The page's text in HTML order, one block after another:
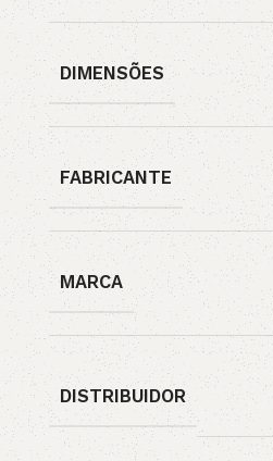
DIMENSÕES
FABRICANTE
MARCA
DISTRIBUIDOR